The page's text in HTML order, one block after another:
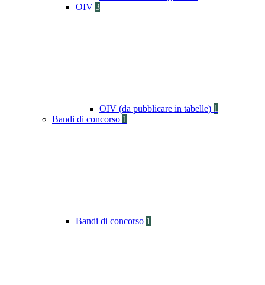
OIV 3
OIV (da pubblicare in tabelle) 1
Bandi di concorso 1
Bandi di concorso 1